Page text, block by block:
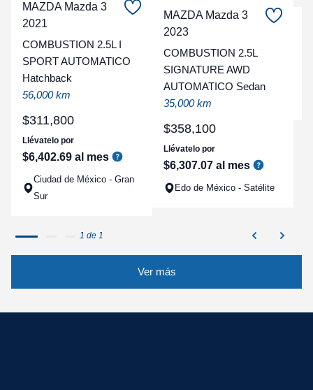
MAZDA Mazda 3
2021
COMBUSTION 2.5L I
SPORT AUTOMATICO
Hatchback
56,000 km
$311,800
Llévatelo por
$6,402.69 al mes
Ciudad de México - Gran
Sur
MAZDA Mazda 3
2023
COMBUSTION 2.5L
SIGNATURE AWD
AUTOMATICO Sedan
35,000 km
$358,100
Llévatelo por
$6,307.07 al mes
Edo de México - Satélite
1 de 1
Ver más